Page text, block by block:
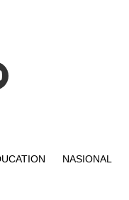
NASIONAL